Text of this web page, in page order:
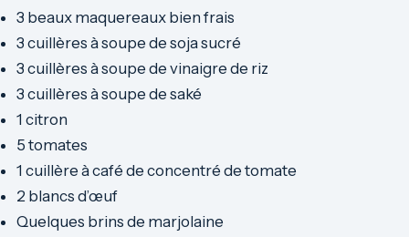
3 beaux maquereaux bien frais
3 cuillères à soupe de soja sucré
3 cuillères à soupe de vinaigre de riz
3 cuillères à soupe de saké
1 citron
5 tomates
1 cuillère à café de concentré de tomate
2 blancs d’œuf
Quelques brins de marjolaine